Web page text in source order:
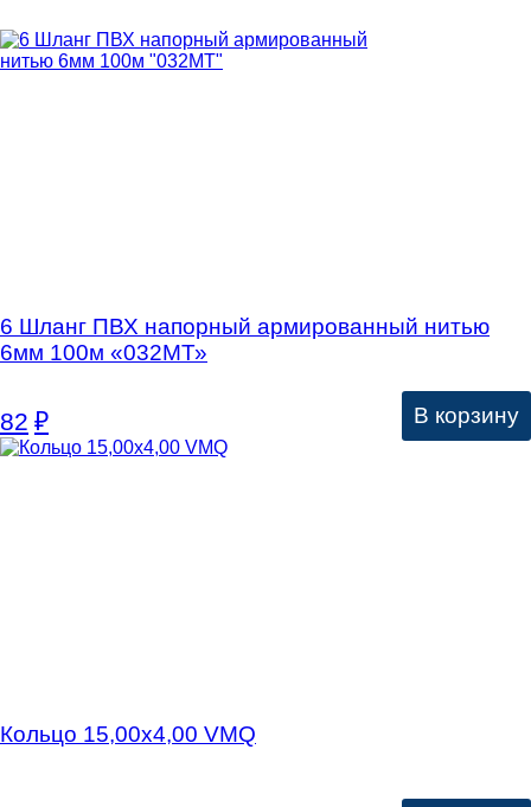
6 Шланг ПВХ напорный армированный нитью
6мм 100м «032МТ»
82 ₽ В корзину
Кольцо 15,00х4,00 VMQ